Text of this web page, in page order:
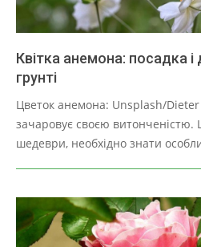
Квітка анемона: посадка
грунті
03-
Цветок анемона: Unsplash/Dieter
зачаровує своєю витонченістю.
шедеври, необхідно знати